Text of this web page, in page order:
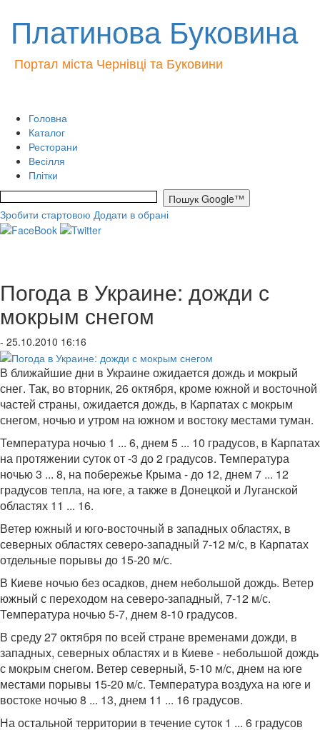
Платинова Буковина
Портал міста Чернівці та Буковини
Головна
Каталог
Ресторани
Весілля
Плітки
Зробити стартовою Додати в обрані
Погода в Украине: дожди с
мокрым снегом
- 25.10.2010 16:16
В ближайшие дни в Украине ожидается дождь и мокрый
снег. Так, во вторник, 26 октября, кроме южной и восточной
частей страны, ожидается дождь, в Карпатах с мокрым
снегом, ночью и утром на южном и востоку местами туман.
Температура ночью 1 ... 6, днем 5 ... 10 градусов, в Карпатах
на протяжении суток от -3 до 2 градусов. Температура
ночью 3 ... 8, на побережье Крыма - до 12, днем 7 ... 12
градусов тепла, на юге, а также в Донецкой и Луганской
областях 11 ... 16.
Ветер южный и юго-восточный в западных областях, в
северных областях северо-западный 7-12 м/с, в Карпатах
отдельные порывы до 15-20 м/с.
В Киеве ночью без осадков, днем небольшой дождь. Ветер
южный с переходом на северо-западный, 7-12 м/с.
Температура ночью 5-7, днем 8-10 градусов.
В среду 27 октября по всей стране временами дожди, в
западных, северных областях и в Киеве - небольшой дождь
с мокрым снегом. Ветер северный, 5-10 м/с, днем на юге
местами порывы 15-20 м/с. Температура воздуха на юге и
востоке ночью 8 ... 13, днем 11 ... 16 градусов.
На остальной территории в течение суток 1 ... 6 градусов